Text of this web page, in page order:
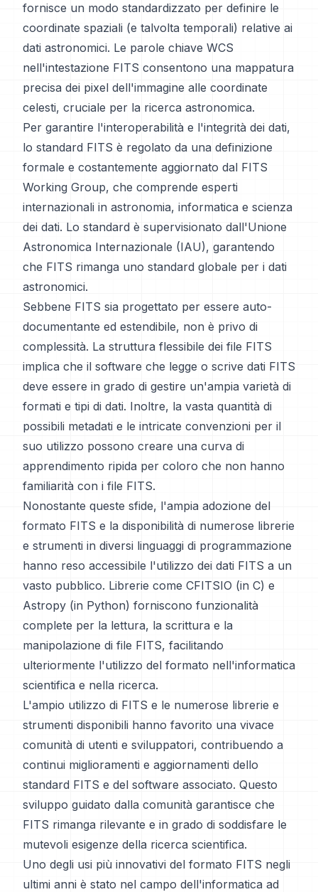
fornisce un modo standardizzato per definire le
coordinate spaziali (e talvolta temporali) relative ai
dati astronomici. Le parole chiave WCS
nell'intestazione FITS consentono una mappatura
precisa dei pixel dell'immagine alle coordinate
celesti, cruciale per la ricerca astronomica.
Per garantire l'interoperabilità e l'integrità dei dati,
lo standard FITS è regolato da una definizione
formale e costantemente aggiornato dal FITS
Working Group, che comprende esperti
internazionali in astronomia, informatica e scienza
dei dati. Lo standard è supervisionato dall'Unione
Astronomica Internazionale (IAU), garantendo
che FITS rimanga uno standard globale per i dati
astronomici.
Sebbene FITS sia progettato per essere auto-
documentante ed estendibile, non è privo di
complessità. La struttura flessibile dei file FITS
implica che il software che legge o scrive dati FITS
deve essere in grado di gestire un'ampia varietà di
formati e tipi di dati. Inoltre, la vasta quantità di
possibili metadati e le intricate convenzioni per il
suo utilizzo possono creare una curva di
apprendimento ripida per coloro che non hanno
familiarità con i file FITS.
Nonostante queste sfide, l'ampia adozione del
formato FITS e la disponibilità di numerose librerie
e strumenti in diversi linguaggi di programmazione
hanno reso accessibile l'utilizzo dei dati FITS a un
vasto pubblico. Librerie come CFITSIO (in C) e
Astropy (in Python) forniscono funzionalità
complete per la lettura, la scrittura e la
manipolazione di file FITS, facilitando
ulteriormente l'utilizzo del formato nell'informatica
scientifica e nella ricerca.
L'ampio utilizzo di FITS e le numerose librerie e
strumenti disponibili hanno favorito una vivace
comunità di utenti e sviluppatori, contribuendo a
continui miglioramenti e aggiornamenti dello
standard FITS e del software associato. Questo
sviluppo guidato dalla comunità garantisce che
FITS rimanga rilevante e in grado di soddisfare le
mutevoli esigenze della ricerca scientifica.
Uno degli usi più innovativi del formato FITS negli
ultimi anni è stato nel campo dell'informatica ad